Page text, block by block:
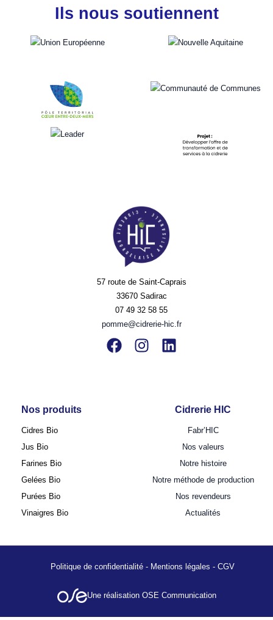
Ils nous soutiennent
57 route de Saint-Caprais
33670 Sadirac
07 49 32 58 55
pomme@cidrerie-hic.fr
Nos produits
Cidres Bio
Jus Bio
Farines Bio
Gelées Bio
Purées Bio
Vinaigres Bio
Cidrerie HIC
Fabr’HIC
Nos valeurs
Notre histoire
Notre méthode de production
Nos revendeurs
Actualités
Politique de confidentialité - Mentions légales - CGV
Une réalisation OSE Communication